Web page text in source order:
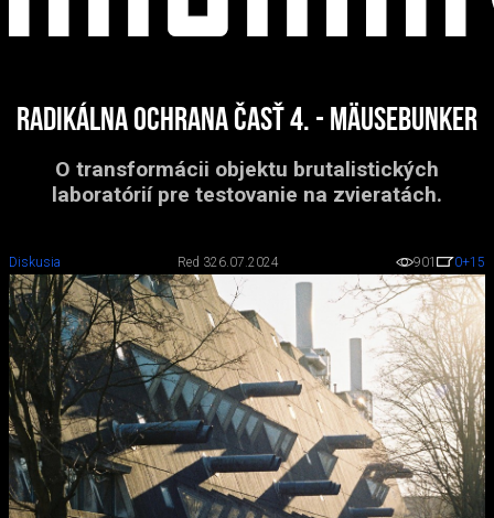
Radikálna ochrana časť 4. - Mäusebunker
O transformácii objektu brutalistických
laboratórií pre testovanie na zvieratách.
Diskusia Red 326.07.2024 901 0+15